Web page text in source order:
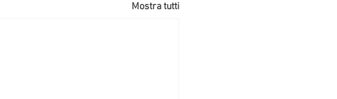
Mostra tutti